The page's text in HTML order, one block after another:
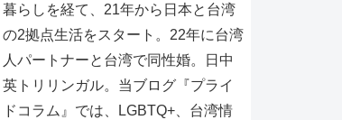
暮らしを経て、21年から日本と台湾
の2拠点生活をスタート。22年に台湾
人パートナーと台湾で同性婚。日中
英トリリンガル。当ブログ『プライ
ドコラム』では、LGBTQ+、台湾情